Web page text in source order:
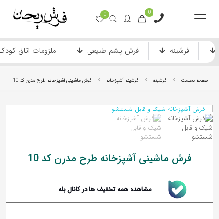
0
0
فرشینه فرش پشم طبیعی ملزومات اتاق
صفحه نخست فرشینه فرشینه آشپزخانه فرش ماشینی آشپزخانه طرح مدرن کد 10
فرش ماشینی آشپزخانه طرح مدرن کد 10
مشاهده همه تخفیف ها در کانال بله
فرش ماشینی دستباف نما فرش انیمیشن